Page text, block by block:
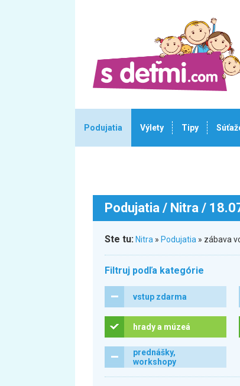
Podujatia Výlety Tipy
Podujatia / Nitra /
Ste tu: Nitra » Podujatia » zábava
Filtruj podľa kategórie
vstup zdarma
hrady a múzeá
prednášky,
workshopy